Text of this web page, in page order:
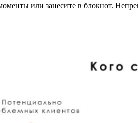
или занесите в блокнот.